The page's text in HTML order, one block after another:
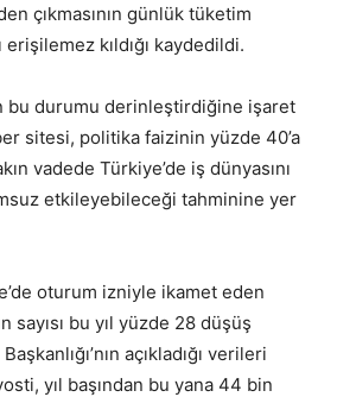
çıkmasının günlük tüketim
erişilemez kıldığı kaydedildi.
bu durumu derinleştirdiğine işaret
sitesi, politika faizinin yüzde 40’a
vadede Türkiye’de iş dünyasını
etkileyebileceği tahminine yer
oturum izniyle ikamet eden
sayısı bu yıl yüzde 28 düşüş
açıkladığı verileri
yıl başından bu yana 44 bin